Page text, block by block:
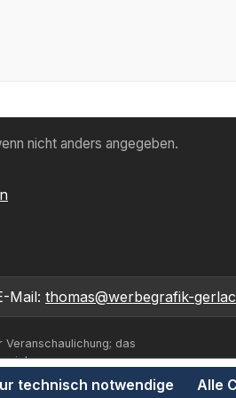
nicht anders angegeben.
Mail: thomas@werbegrafik-
das
technisch notwendige Alle